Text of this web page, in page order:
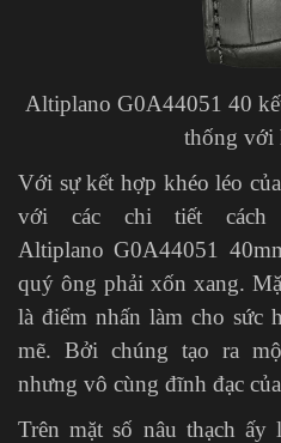
Altiplano G0A44051 40
thống với
Với sự kết hợp khéo léo
với các chi tiết cách
Altiplano G0A44051
quý ông phải xốn xang.
là điểm nhấn làm cho sức
mẽ. Bởi chúng tạo ra
nhưng vô cùng đĩnh đạc
Trên mặt số nâu thạch